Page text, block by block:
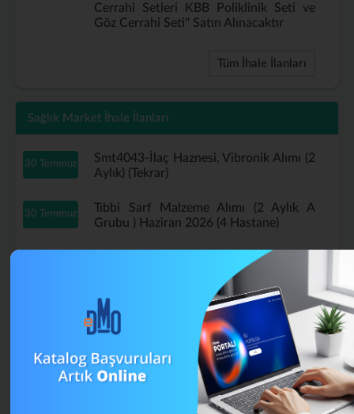
Cerrahi Setleri KBB Poliklinik Seti ve
Göz Cerrahi Seti" Satın Alınacaktır
Tüm İhale İlanları
Sağlık Market İhale İlanları
30 Temmuz
Smt4043-İlaç Haznesi, Vibronik Alımı (2
Aylık) (Tekrar)
30 Temmuz
Tıbbi Sarf Malzeme Alımı (2 Aylık A
Grubu ) Haziran 2026 (4 Hastane)
Tıbbi Sarf Malzeme Alımı (2 Aylık A
Grubu ) Haziran 2026 (Tekrar)
B Grubu Tıbbi Sarf Malzeme Alımı
Mayıs (4 Aylık) (Tekrar)
13 Temmuz
Muayene Eldiveni Alımı Haziran 2026 (2
Aylık) (Tekrar)
Smt4043-İlaç Haznesi, Vibronik Alımı (2